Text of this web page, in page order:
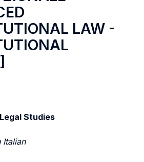
LAW -
Studies
Italian